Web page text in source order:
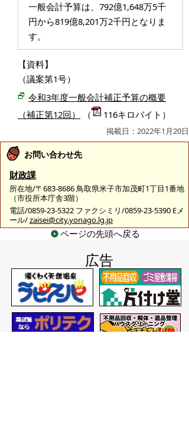
一般会計予算は、792億1,648万5千
円から819億8,201万2千円となりま
す。
【資料】
（議案第1号）
令和3年度一般会計補正予算の概要
（補正第12回）
（ 116キロバイト）
掲載日：2022年1月20日
お問い合わせ先
財政課
所在地/〒683-8686 鳥取県米子市加茂町1丁目1番地
（市役所本庁舎3階）
電話/0859-23-5322 ファクシミリ/0859-23-5390 Eメ
ール/zaisei@city.yonago.lg.jp
ページの先頭へ戻る
広告